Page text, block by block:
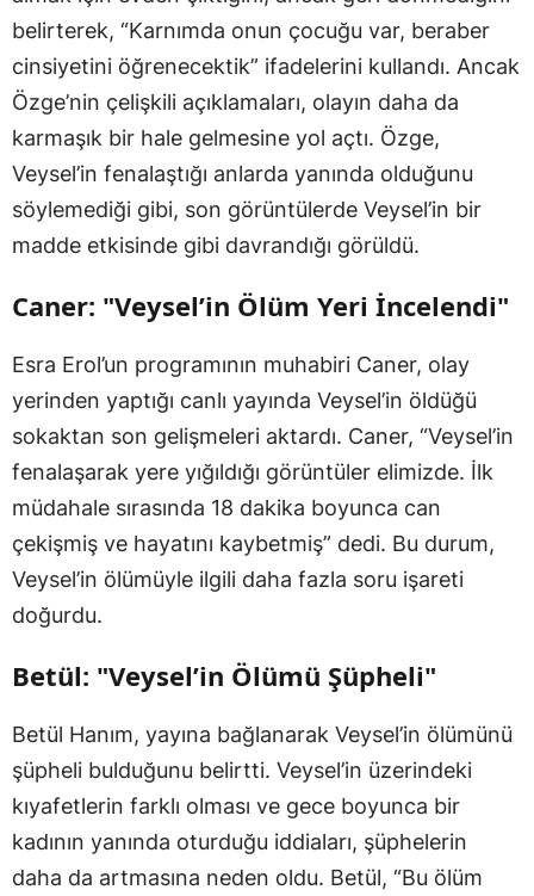
belirterek, “Karnımda onun çocuğu var, beraber
cinsiyetini öğrenecektik” ifadelerini kullandı. Ancak
Özge’nin çelişkili açıklamaları, olayın daha da
karmaşık bir hale gelmesine yol açtı. Özge,
Veysel’in fenalaştığı anlarda yanında olduğunu
söylemediği gibi, son görüntülerde Veysel’in bir
madde etkisinde gibi davrandığı görüldü.
Caner: "Veysel’in Ölüm Yeri İncelendi"
Esra Erol’un programının muhabiri Caner, olay
yerinden yaptığı canlı yayında Veysel’in öldüğü
sokaktan son gelişmeleri aktardı. Caner, “Veysel’in
fenalaşarak yere yığıldığı görüntüler elimizde. İlk
müdahale sırasında 18 dakika boyunca can
çekişmiş ve hayatını kaybetmiş” dedi. Bu durum,
Veysel’in ölümüyle ilgili daha fazla soru işareti
doğurdu.
Betül: "Veysel’in Ölümü Şüpheli"
Betül Hanım, yayına bağlanarak Veysel’in ölümünü
şüpheli bulduğunu belirtti. Veysel’in üzerindeki
kıyafetlerin farklı olması ve gece boyunca bir
kadının yanında oturduğu iddiaları, şüphelerin
daha da artmasına neden oldu. Betül, “Bu ölüm